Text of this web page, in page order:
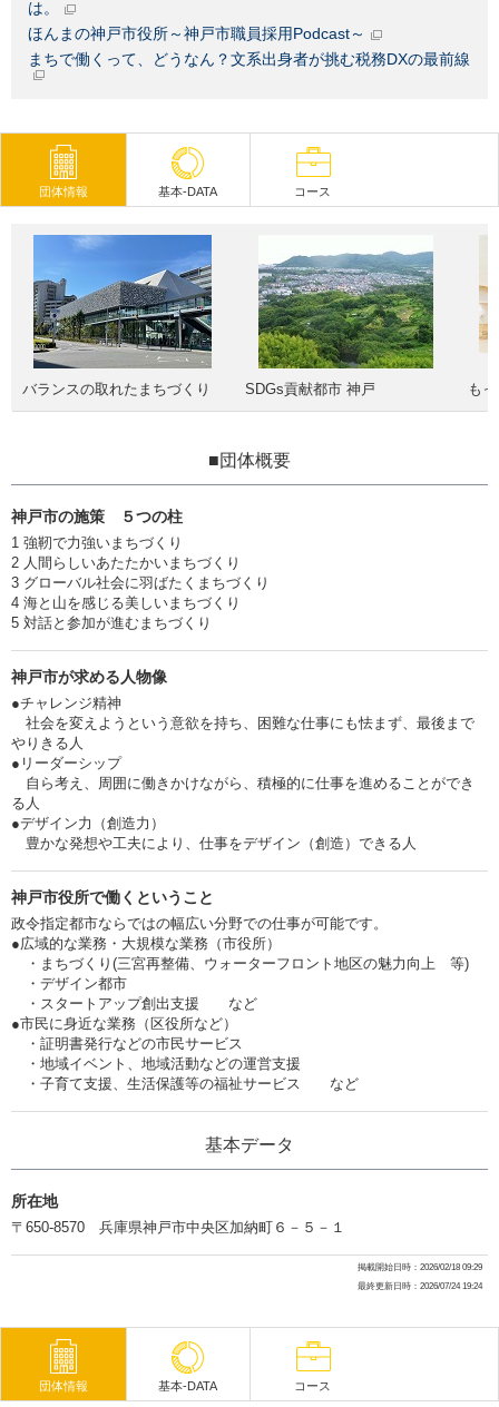
は。
ほんまの神戸市役所～神戸市職員採用Podcast～
まちで働くって、どうなん？文系出身者が挑む税務DXの最前線
団体情報 基本-DATA コース
バランスの取れたまちづくり SDGs貢献都市 神戸 も
■団体概要
神戸市の施策 ５つの柱
1 強靭で力強いまちづくり
2 人間らしいあたたかいまちづくり
3 グローバル社会に羽ばたくまちづくり
4 海と山を感じる美しいまちづくり
5 対話と参加が進むまちづくり
神戸市が求める人物像
●チャレンジ精神
社会を変えようという意欲を持ち、困難な仕事にも怯まず、最後まで
やりきる人
●リーダーシップ
自ら考え、周囲に働きかけながら、積極的に仕事を進めることができ
る人
●デザイン力（創造力）
豊かな発想や工夫により、仕事をデザイン（創造）できる人
神戸市役所で働くということ
政令指定都市ならではの幅広い分野での仕事が可能です。
●広域的な業務・大規模な業務（市役所）
・まちづくり(三宮再整備、ウォーターフロント地区の魅力向上 等)
・デザイン都市
・スタートアップ創出支援 など
●市民に身近な業務（区役所など）
・証明書発行などの市民サービス
・地域イベント、地域活動などの運営支援
・子育て支援、生活保護等の福祉サービス など
基本データ
所在地
〒650-8570 兵庫県神戸市中央区加納町６－５－１
掲載開始日時：2026/02/18 09:29
最終更新日時：2026/07/24 19:24
団体情報 基本-DATA コース